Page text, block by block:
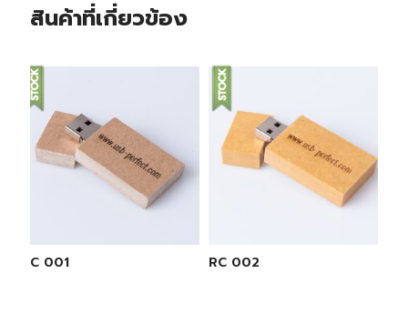
สินค้าที่เกี่ยวข้อง
RC 001 RC 002